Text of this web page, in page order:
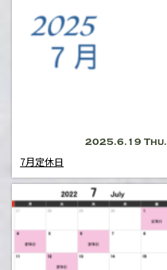
2025.6.19 Thu.
7月定休日